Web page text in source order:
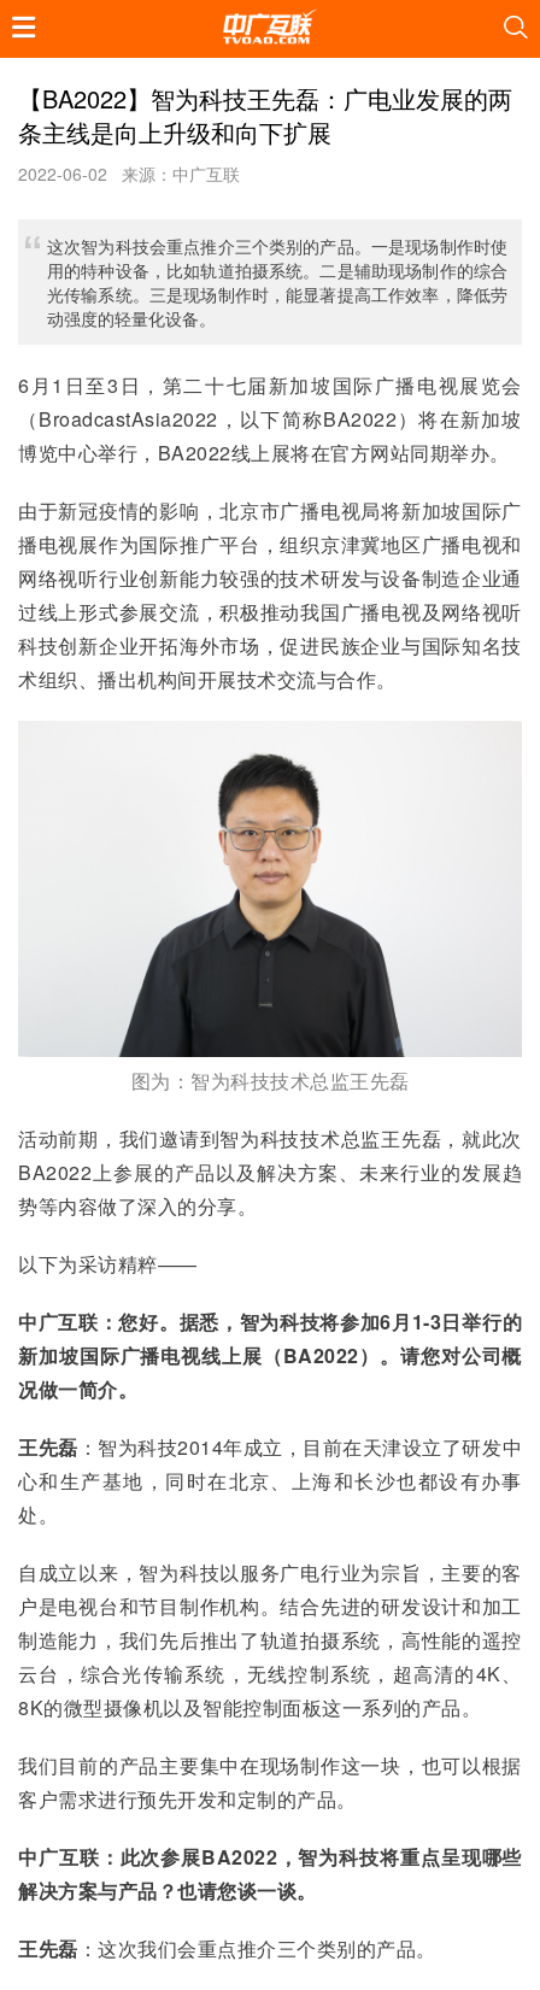
【BA2022】智为科技王先磊：广电业发展的两
条主线是向上升级和向下扩展
2022-06-02 来源：中广互联
这次智为科技会重点推介三个类别的产品。一是现场制作时使
用的特种设备，比如轨道拍摄系统。二是辅助现场制作的综合
光传输系统。三是现场制作时，能显著提高工作效率，降低劳
动强度的轻量化设备。
6月1日至3日，第二十七届新加坡国际广播电视展览会
（BroadcastAsia2022，以下简称BA2022）将在新加坡
博览中心举行，BA2022线上展将在官方网站同期举办。
由于新冠疫情的影响，北京市广播电视局将新加坡国际广
播电视展作为国际推广平台，组织京津冀地区广播电视和
网络视听行业创新能力较强的技术研发与设备制造企业通
过线上形式参展交流，积极推动我国广播电视及网络视听
科技创新企业开拓海外市场，促进民族企业与国际知名技
术组织、播出机构间开展技术交流与合作。
图为：智为科技技术总监王先磊
活动前期，我们邀请到智为科技技术总监王先磊，就此次
BA2022上参展的产品以及解决方案、未来行业的发展趋
势等内容做了深入的分享。
以下为采访精粹——
中广互联：您好。据悉，智为科技将参加6月1-3日举行的
新加坡国际广播电视线上展（BA2022）。请您对公司概
况做一简介。
王先磊 ：智为科技2014年成立，目前在天津设立了研发中
心和生产基地，同时在北京、上海和长沙也都设有办事
处。
自成立以来，智为科技以服务广电行业为宗旨，主要的客
户是电视台和节目制作机构。结合先进的研发设计和加工
制造能力，我们先后推出了轨道拍摄系统，高性能的遥控
云台，综合光传输系统，无线控制系统，超高清的4K、
8K的微型摄像机以及智能控制面板这一系列的产品。
我们目前的产品主要集中在现场制作这一块，也可以根据
客户需求进行预先开发和定制的产品。
中广互联：此次参展BA2022，智为科技将重点呈现哪些
解决方案与产品？也请您谈一谈。
王先磊 ：这次我们会重点推介三个类别的产品。